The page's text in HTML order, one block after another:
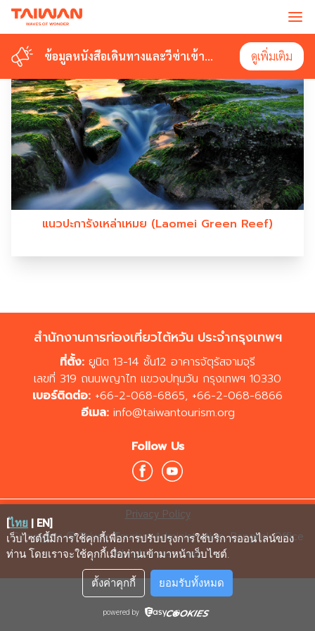
ข้อมูลหนังสือเดินทางและวีซ่าเข้า
ดูเพิ่มเติม
ข้อมูลหนังสือเดินทางและวีซ่าเข้า
ดูเพิ่มเติม
#LAOMEIGREENREEF
แนวปะการังเหล่าเหมย (Laomei Green Reef)
สำนักงานการท่องเที่ยวไต้หวัน ประจำกรุงเทพฯ
ที่ตั้ง: ยูนิต 13-14 ชั้น12 อาคารจัตุรัสจามจุรี
เลขที่ 319 ถนนพญาไท แขวงปทุมวัน กรุงเทพฯ 10330
เบอร์ติดต่อ: +66-2-068-6865, +66-2-068-6866
อีเมล: info@taiwantourism.org
Follow Us
Privacy Policy
Copyrights © Taiwan Tourism Administration, Bangkok Office
All rights reserved.
[ไทย | EN]
เว็บไซต์นี้มีการใช้คุกกี้เพื่อการปรับปรุงการใช้บริการออนไลน์ของ
ท่าน โดยเราจะใช้คุกกี้เมื่อท่านเข้ามาหน้าเว็บไซต์.
ตั้งค่าคุกกี้ ยอมรับทั้งหมด
powered by